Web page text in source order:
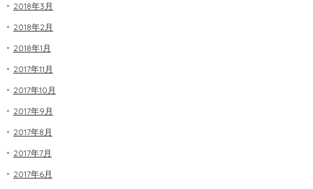
2018年3月
2018年2月
2018年1月
2017年11月
2017年10月
2017年9月
2017年8月
2017年7月
2017年6月